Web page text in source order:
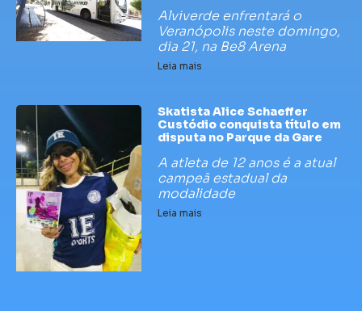
Alviverde enfrentará o
Veranópolis neste domingo,
dia 21, na Be8 Arena
Leia mais
Skatista Alice Schaeffer
Custódio conquista título em
disputa no Parque da Gare
A atleta de 12 anos é a atual
campeã estadual da
modalidade
Leia mais